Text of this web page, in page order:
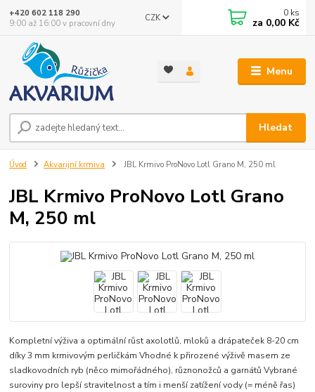
Menu
CZK
Hledat
+420 602 118 290
9:00 až 16:00 v pracovní dny
0 ks
za 0,00 Kč
Úvod Akvarijní krmiva JBL Krmivo ProNovo Lotl Grano M, 250 ml
JBL Krmivo ProNovo Lotl Grano
M, 250 ml
Kompletní výživa a optimální růst axolotlů, mloků a drápateček 8-20 cm
díky 3 mm krmivovým perličkám Vhodné k přirozené výživě masem ze
sladkovodních ryb (něco mimořádného), různonožců a garnátů Vybrané
suroviny pro lepší stravitelnost a tím i menší zatížení vody (= méně řas)